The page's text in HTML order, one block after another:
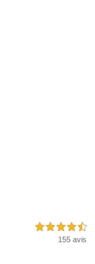
4,5 étoiles sur 5
155 avis